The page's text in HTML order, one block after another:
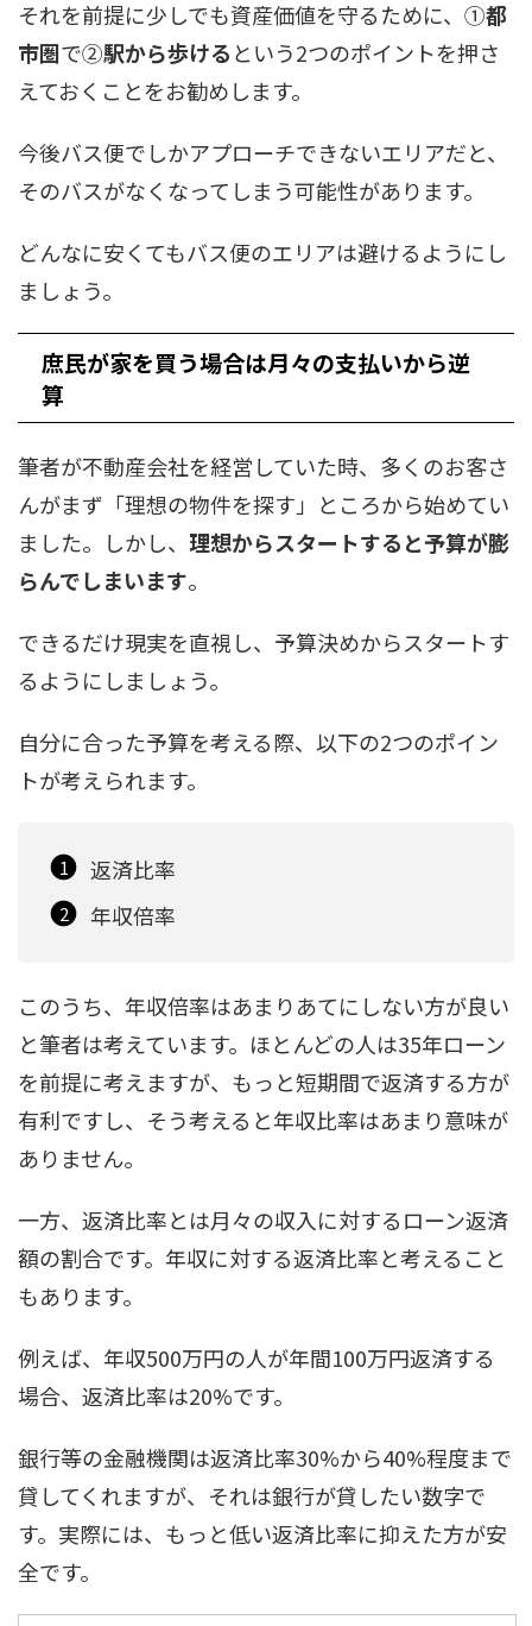
それを前提に少しでも資産価値を守るために、①都
市圏で②駅から歩けるという2つのポイントを押さ
えておくことをお勧めします。
今後バス便でしかアプローチできないエリアだと、
そのバスがなくなってしまう可能性があります。
どんなに安くてもバス便のエリアは避けるようにし
ましょう。
庶民が家を買う場合は月々の支払いから逆
算
筆者が不動産会社を経営していた時、多くのお客さ
んがまず「理想の物件を探す」ところから始めてい
ました。しかし、 理想からスタートすると予算が膨
らんでしまいます。
できるだけ現実を直視し、予算決めからスタートす
るようにしましょう。
自分に合った予算を考える際、以下の2つのポイン
トが考えられます。
返済比率
年収倍率
このうち、年収倍率はあまりあてにしない方が良い
と筆者は考えています。ほとんどの人は35年ローン
を前提に考えますが、もっと短期間で返済する方が
有利ですし、そう考えると年収比率はあまり意味が
ありません。
一方、返済比率とは月々の収入に対するローン返済
額の割合です。年収に対する返済比率と考えること
もあります。
例えば、年収500万円の人が年間100万円返済する
場合、返済比率は20%です。
銀行等の金融機関は返済比率30%から40%程度まで
貸してくれますが、それは銀行が貸したい数字で
す。実際には、もっと低い返済比率に抑えた方が安
全です。